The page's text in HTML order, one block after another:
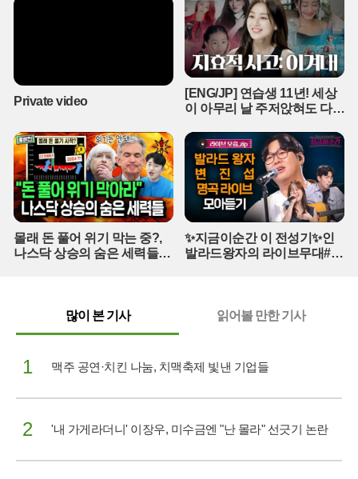
광을 재현하기 위해 제작진은 보안 유지에 총력을 기울이고 있다. 강
호동 없는 첫 번째 도전이라는 시험대 위에 선 '대탈출'이 어떤 기발한
트릭과 서사로 다시 한번 대중을 놀라게 할지 귀추가 주목된다.
Private video
[ENG/JP] 연습생 11년! 세상
이 아무리 날 주저앉혀도 다시
적 사고 | 아주 사적인 미술관
EP. 06 / 14F
몰래 돈 풀어 위기 막는 중?,
나스닥 상승의 숨은 세력들
✨지금이순간 이 전성기✨인
발라드왕자의 라이브무대#백
많이 본 기사
읽어볼 만한 기사
1 맥주 공연·치킨 나눔, 치맥축제 빛낸 기업들
2 '내 가게라더니' 이장우, 미수금엔 "난 몰라" 선긋기 논란